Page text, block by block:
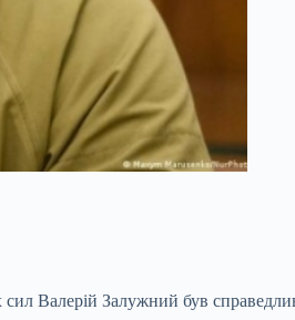
Валерій Залужний був